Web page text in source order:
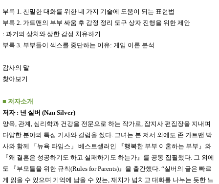
부록 1. 친밀한 대화를 위한 네 가지 기술에 도움이 되는 표현법
부록 2. 가트맨의 부부 싸움 후 감정 정리 도구 상자 진행을 위한 제안
: 과거의 상처와 상한 감정 치유하기
부록 3. 부부들이 섹스를 중단하는 이유: 게임 이론 분석
감사의 말
찾아보기
■ 저자소개
저자 : 낸 실버 (Nan Silver)
양육, 관계, 심리학과 건강을 전문으로 하는 작가로, 잡지사 편집장을 지내며
다양한 분야의 특집 기사와 칼럼을 썼다. 그녀는 본 저서 외에도 존 가트맨 박
사와 함께
「 뉴욕 타임스 」 베스트셀러인 『행복한 부부 이혼하는 부부』 와
『왜 결혼은 성공하기도 하고 실패하기도 하는가』 를 공동 집필했다. 그 외에
도
『부모들을 위한 규칙(Rules for Parents)』 을 출간했다. “실버의 글은 빠르
게 읽을 수 있으며 기억에 남을 수 있는, 재치가 넘치고 대화를 나누는 듯한 느